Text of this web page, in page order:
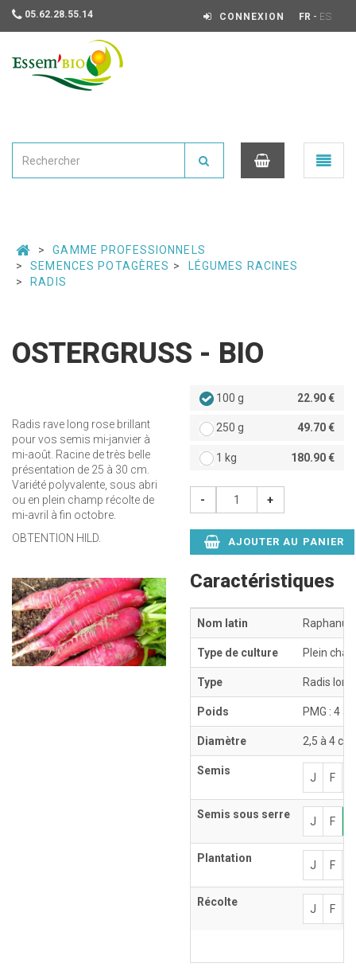
05.62.28.55.14 CONNEXION FR - ES
Ouvrir
le
GAMME PROFESSIONNELS
SEMENCES POTAGÈRES
LÉGUMES RACINES
RADIS
OSTERGRUSS - BIO
Radis rave long rose brillant
pour vos semis mi-janvier à
mi-août. Racine de très belle
présentation de 25 à 30 cm.
Variété polyvalente, sous abri
ou en plein champ récolte de
mi-avril à fin octobre.
OBTENTION HILD.
100 g 22.90 €
250 g 49.70 €
1 kg 180.90 €
- +
AJOUTER AU PANIER
Caractéristiques
Nom latin
Type de culture Plein
Type Radis
Poids PMG : 4 à
Diamètre 2,5 à 4 cm
Semis
J F
Semis sous serre
J F
Plantation
J F
Récolte
J F